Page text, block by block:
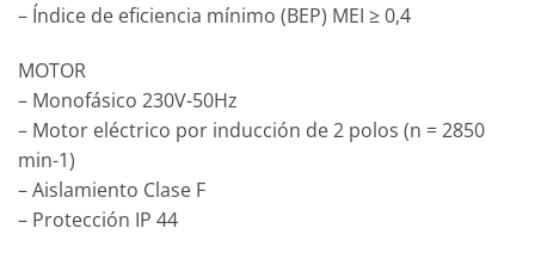
– Índice de eficiencia mínimo (BEP) MEI ≥ 0,4
MOTOR
– Monofásico 230V-50Hz
– Motor eléctrico por inducción de 2 polos (n = 2850
min-1)
– Aislamiento Clase F
– Protección IP 44